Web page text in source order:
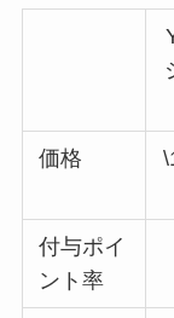
価格
付与ポイ
ント率